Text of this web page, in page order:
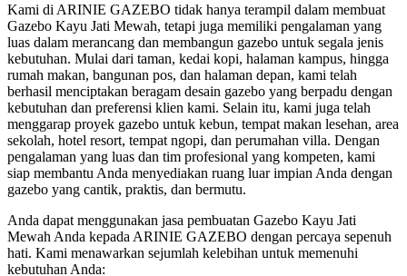
Kami di ARINIE GAZEBO tidak hanya terampil dalam membuat
Gazebo Kayu Jati Mewah, tetapi juga memiliki pengalaman yang
luas dalam merancang dan membangun gazebo untuk segala jenis
kebutuhan. Mulai dari taman, kedai kopi, halaman kampus, hingga
rumah makan, bangunan pos, dan halaman depan, kami telah
berhasil menciptakan beragam desain gazebo yang berpadu dengan
kebutuhan dan preferensi klien kami. Selain itu, kami juga telah
menggarap proyek gazebo untuk kebun, tempat makan lesehan, area
sekolah, hotel resort, tempat ngopi, dan perumahan villa. Dengan
pengalaman yang luas dan tim profesional yang kompeten, kami
siap membantu Anda menyediakan ruang luar impian Anda dengan
gazebo yang cantik, praktis, dan bermutu.
Anda dapat menggunakan jasa pembuatan Gazebo Kayu Jati
Mewah Anda kepada ARINIE GAZEBO dengan percaya sepenuh
hati. Kami menawarkan sejumlah kelebihan untuk memenuhi
kebutuhan Anda: